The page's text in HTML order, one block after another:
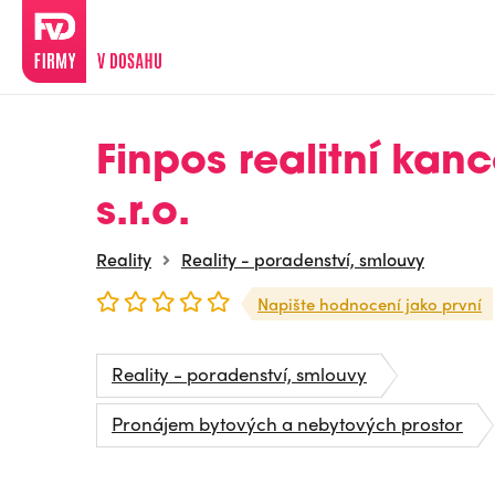
Finpos realitní
s.r.o.
Reality Reality - poradenství, smlouvy
Napište hodnocení jako první
Reality - poradenství, smlouvy
Pronájem bytových a nebytových prostor